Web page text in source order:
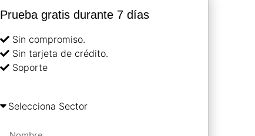
Prueba gratis durante 7 días
Sin compromiso.
Sin tarjeta de crédito.
Soporte